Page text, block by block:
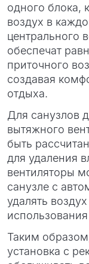
одного блока,
воздух в
центрального
обеспечат
приточного
создавая
отдыха.
Для санузлов
вытяжного
быть
для удаления
вентиляторы
санузле с
удалять
Таким
установка с